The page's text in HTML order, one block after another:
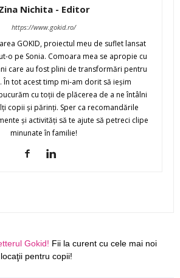
Nichita - Editor
https://www.gokid.ro/
GOKID, proiectul meu de suflet lansat
o pe Sonia. Comoara mea se apropie cu
care au fost plini de transformări pentru
În tot acest timp mi-am dorit să ieşim
cu toţii de plăcerea de a ne întâlni
copii şi părinţi. Sper ca recomandările
şi activităţi să te ajute să petreci clipe
minunate în familie!
Gokid! Fii la curent cu cele mai noi
pentru copii!